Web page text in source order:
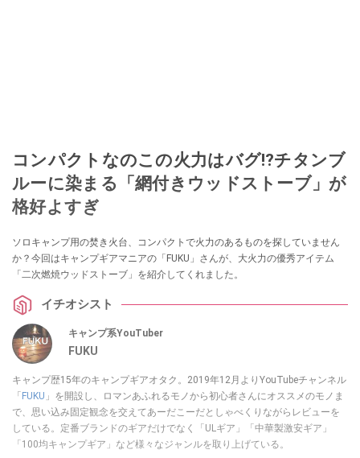
コンパクトなのこの火力はバグ⁉チタンブ
ルーに染まる「網付きウッドストーブ」が
格好よすぎ
ソロキャンプ用の焚き火台、コンパクトで火力のあるものを探していません
か？今回はキャンプギアマニアの「FUKU」さんが、大火力の優秀アイテム
「二次燃焼ウッドストーブ」を紹介してくれました。
イチオシスト
キャンプ系YouTuber
FUKU
キャンプ歴15年のキャンプギアオタク。2019年12月よりYouTubeチャンネル
「FUKU 」を開設し、ロマンあふれるモノから初心者さんにオススメのモノま
で、思い込み固定観念を交えてあーだこーだとしゃべくりながらレビューを
している。定番ブランドのギアだけでなく「ULギア」「中華製激安ギア」
「100均キャンプギア」など様々なジャンルを取り上げている。